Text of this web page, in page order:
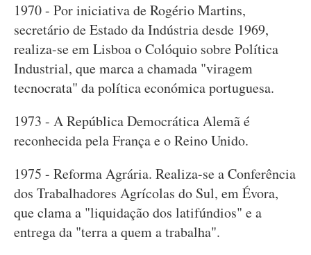
1970 - Por iniciativa de Rogério Martins,
secretário de Estado da Indústria desde 1969,
realiza-se em Lisboa o Colóquio sobre Política
Industrial, que marca a chamada "viragem
tecnocrata" da política económica portuguesa.
1973 - A República Democrática Alemã é
reconhecida pela França e o Reino Unido.
1975 - Reforma Agrária. Realiza-se a Conferência
dos Trabalhadores Agrícolas do Sul, em Évora,
que clama a "liquidação dos latifúndios" e a
entrega da "terra a quem a trabalha".